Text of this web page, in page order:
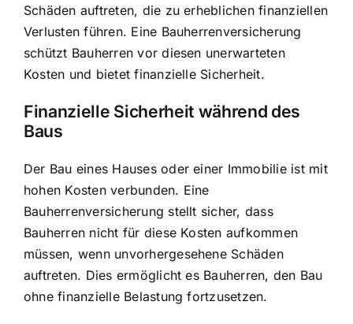
Schäden auftreten, die zu erheblichen finanziellen
Verlusten führen. Eine Bauherrenversicherung
schützt Bauherren vor diesen unerwarteten
Kosten und bietet finanzielle Sicherheit.
Finanzielle Sicherheit während des
Baus
Der Bau eines Hauses oder einer Immobilie ist mit
hohen Kosten verbunden. Eine
Bauherrenversicherung stellt sicher, dass
Bauherren nicht für diese Kosten aufkommen
müssen, wenn unvorhergesehene Schäden
auftreten. Dies ermöglicht es Bauherren, den Bau
ohne finanzielle Belastung fortzusetzen.